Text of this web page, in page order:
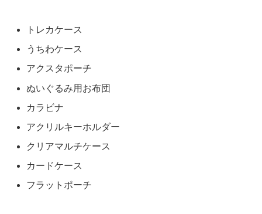
トレカケース
うちわケース
アクスタポーチ
ぬいぐるみ用お布団
カラビナ
アクリルキーホルダー
クリアマルチケース
カードケース
フラットポーチ